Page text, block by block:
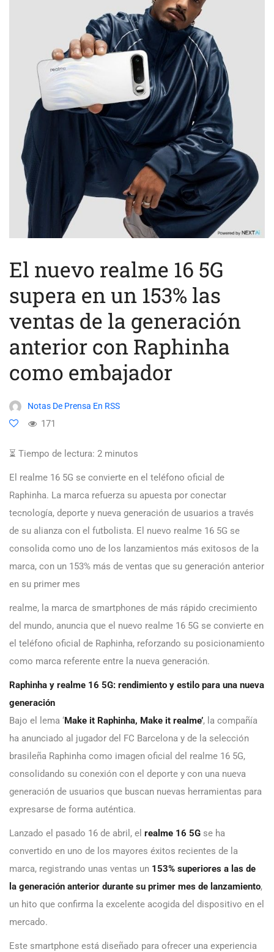
El nuevo realme 16 5G
supera en un 153% las
ventas de la generación
anterior con Raphinha
como embajador
Notas De Prensa En RSS
171
⏳ Tiempo de lectura: 2 minutos
El realme 16 5G se convierte en el teléfono oficial de
Raphinha. La marca refuerza su apuesta por conectar
tecnología, deporte y nueva generación de usuarios a través
de su alianza con el futbolista. El nuevo realme 16 5G se
consolida como uno de los lanzamientos más exitosos de la
marca, con un 153% más de ventas que su generación anterior
en su primer mes
realme, la marca de smartphones de más rápido crecimiento
del mundo, anuncia que el nuevo realme 16 5G se convierte en
el teléfono oficial de Raphinha, reforzando su posicionamiento
como marca referente entre la nueva generación.
Raphinha y realme 16 5G: rendimiento y estilo para una nueva
generación
Bajo el lema ‘Make it Raphinha, Make it realme’, la compañía
ha anunciado al jugador del FC Barcelona y de la selección
brasileña Raphinha como imagen oficial del realme 16 5G,
consolidando su conexión con el deporte y con una nueva
generación de usuarios que buscan nuevas herramientas para
expresarse de forma auténtica.
Lanzado el pasado 16 de abril, el realme 16 5G se ha
convertido en uno de los mayores éxitos recientes de la
marca, registrando unas ventas un 153% superiores a las de
la generación anterior durante su primer mes de lanzamiento,
un hito que confirma la excelente acogida del dispositivo en el
mercado.
Este smartphone está diseñado para ofrecer una experiencia